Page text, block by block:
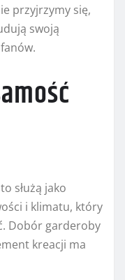
przyjrzymy się,
swoją
służą jako
i klimatu, który
Dobór garderoby
kreacji ma